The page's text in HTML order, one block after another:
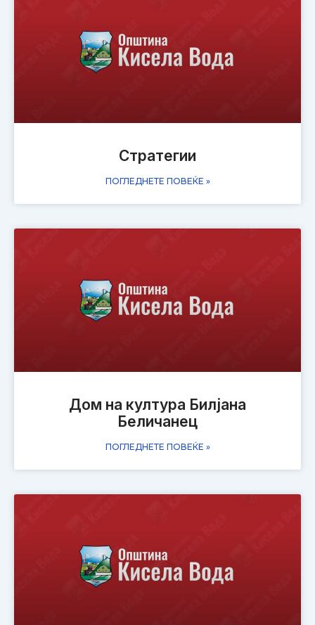
Стратегии
ПОГЛЕДНЕТЕ ПОВЕЌЕ »
Дом на култура Билјана
Беличанец
ПОГЛЕДНЕТЕ ПОВЕЌЕ »